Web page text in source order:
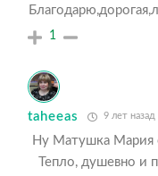
1
taheeas 9 лет назад
Ну Матушка Мария
Тепло, душевно и